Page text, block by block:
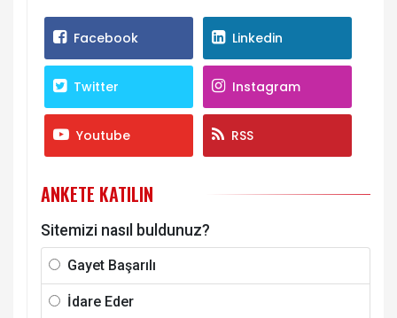
Facebook Linkedin
Twitter Instagram
Youtube RSS
ANKETE KATILIN
Sitemizi nasıl buldunuz?
Gayet Başarılı
İdare Eder